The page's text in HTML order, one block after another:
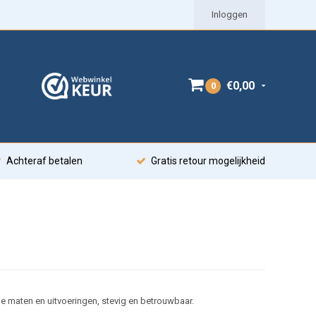
Inloggen
0 €0,00
Achteraf betalen Gratis retour mogelijkheid
maten en uitvoeringen, stevig en betrouwbaar.